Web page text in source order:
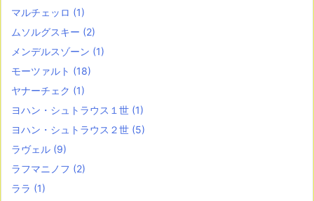
マルチェッロ (1)
ムソルグスキー (2)
メンデルスゾーン (1)
モーツァルト (18)
ヤナーチェク (1)
ヨハン・シュトラウス１世 (1)
ヨハン・シュトラウス２世 (5)
ラヴェル (9)
ラフマニノフ (2)
ララ (1)